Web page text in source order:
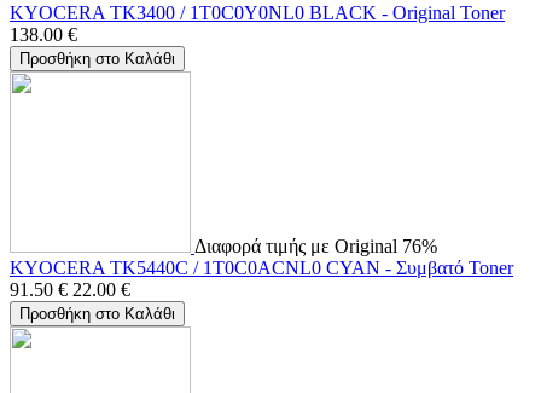
KYOCERA TK3400 / 1T0C0Y0NL0 BLACK - Original Toner
138.00 €
Προσθήκη στο Καλάθι
Διαφορά τιμής με Original 76%
KYOCERA TK5440C / 1T0C0ACNL0 CYAN - Συμβατό Toner
91.50 € 22.00 €
Προσθήκη στο Καλάθι